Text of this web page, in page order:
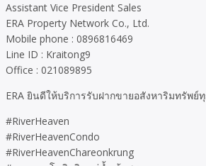
Assistant Vice President Sales
ERA Property Network Co., Ltd.
Mobile phone : 0896816469
Line ID : Kraitong9
Office : 021089895
ERA ยินดีให้บริการรับฝากขายอสังหาริมทรัพย์
#RiverHeaven
#RiverHeavenCondo
#RiverHeavenChareonkrung